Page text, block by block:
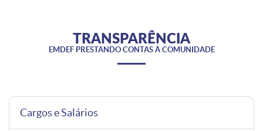
TRANSPARÊNCIA
EMDEF PRESTANDO CONTAS À COMUNIDADE
Cargos e Salários